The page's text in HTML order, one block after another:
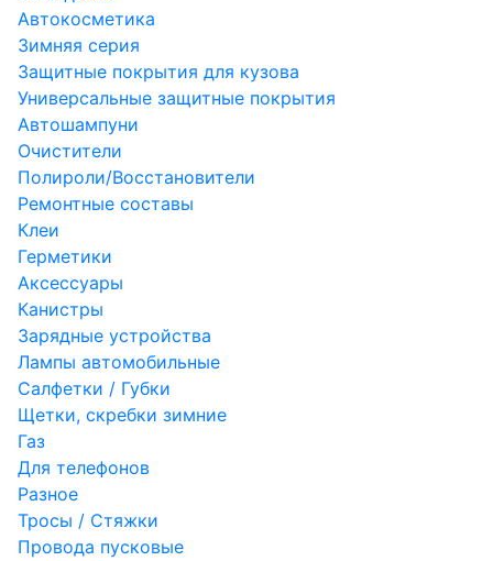
Автокосметика
Зимняя серия
Защитные покрытия для кузова
Универсальные защитные покрытия
Автошампуни
Очистители
Полироли/Восстановители
Ремонтные составы
Клеи
Герметики
Аксессуары
Канистры
Зарядные устройства
Лампы автомобильные
Салфетки / Губки
Щетки, скребки зимние
Газ
Для телефонов
Разное
Тросы / Стяжки
Провода пусковые